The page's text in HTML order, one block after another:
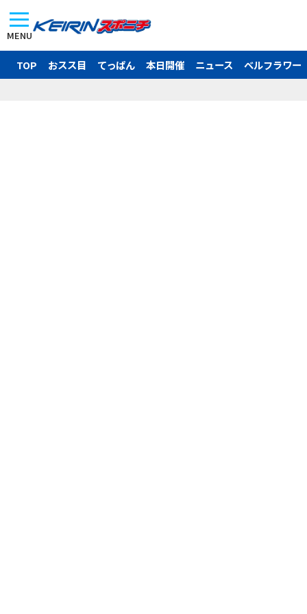
MENU
TOP おスス目 てっぱん 本日開催 ニュース ベルフラワー